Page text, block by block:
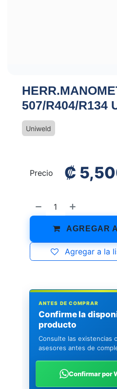
507/R404/R134
Uniweld
AGREGAR
Agregar a la
Precio ₡
ANTES DE COMPRAR
Confirme la
producto
Consulte las existencias
asesores antes de
Confirmar por